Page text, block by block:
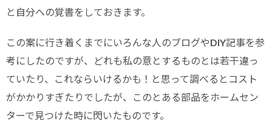
と自分への覚書をしておきます。
この案に行き着くまでにいろんな人のブログやDIY記事を参
考にしたのですが、どれも私の意とするものとは若干違っ
ていたり、これならいけるかも！と思って調べるとコスト
がかかりすぎたりでしたが、このとある部品をホームセン
ターで見つけた時に閃いたものです。